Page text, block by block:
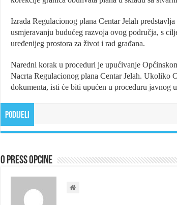
Izrada Regulacionog plana Centar Jelah
usmjeravanju budućeg razvoja ovog područja, s
uređenijeg prostora za život i rad građana.
Naredni korak u proceduri je upućivanje
Nacrta Regulacionog plana Centar Jelah. Ukoliko
dokumenta, isti će biti upućen u proceduru javnog
Podijeli
O Press Opcine